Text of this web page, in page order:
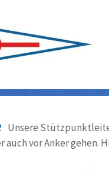
Unsere
auch vor Anker gehen.